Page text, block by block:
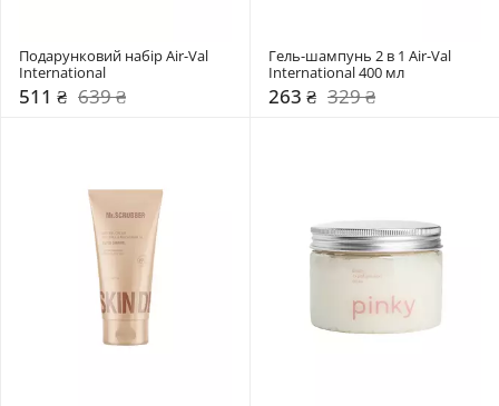
Подарунковий набір Air-Val
International
511 ₴ 639 ₴
Гель-шампунь 2 в 1 Air-Val
International 400 мл
263 ₴ 329 ₴